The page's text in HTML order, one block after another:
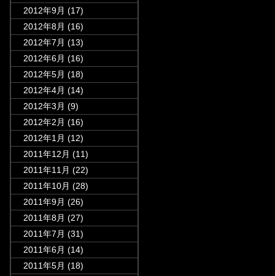
2012年9月 (17)
2012年8月 (16)
2012年7月 (13)
2012年6月 (16)
2012年5月 (18)
2012年4月 (14)
2012年3月 (9)
2012年2月 (16)
2012年1月 (12)
2011年12月 (11)
2011年11月 (22)
2011年10月 (28)
2011年9月 (26)
2011年8月 (27)
2011年7月 (31)
2011年6月 (14)
2011年5月 (18)